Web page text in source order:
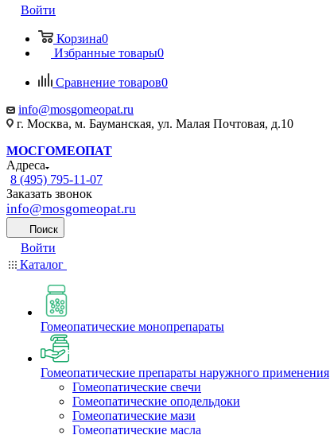
Войти
Корзина0
Избранные товары0
Сравнение товаров0
info@mosgomeopat.ru
г. Москва, м. Бауманская, ул. Малая Почтовая, д.10
МОСГОМЕОПАТ
Адреса
8 (495) 795-11-07
Заказать звонок
info@mosgomeopat.ru
Поиск
Войти
Каталог
Гомеопатические монопрепараты
Гомеопатические препараты наружного применения
Гомеопатические свечи
Гомеопатические оподельдоки
Гомеопатические мази
Гомеопатические масла